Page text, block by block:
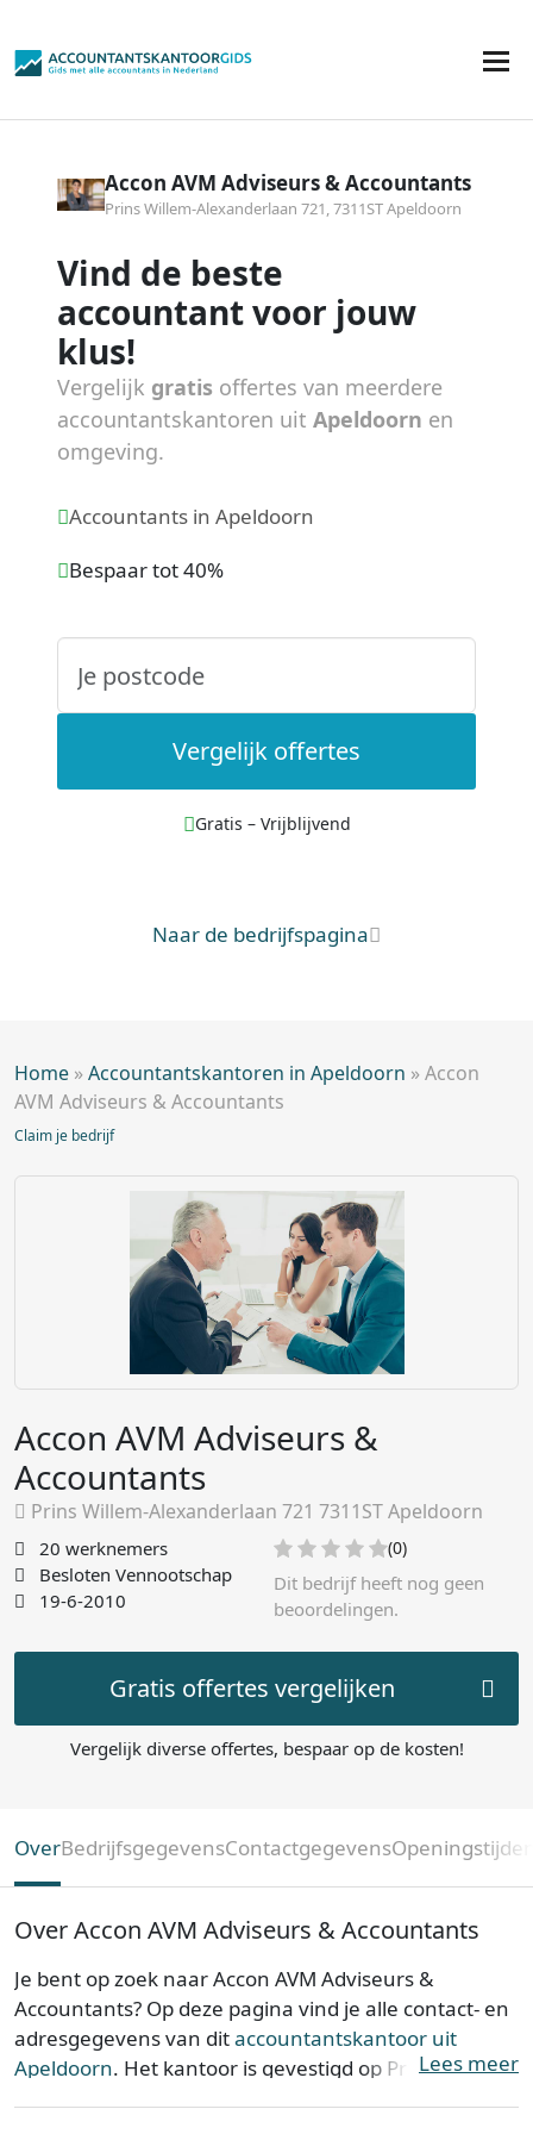
Accon AVM Adviseurs & Accountants
Prins Willem-Alexanderlaan 721, 7311ST Apeldoorn
Vind de beste
accountant voor jouw
klus!
Vergelijk gratis offertes van meerdere
accountantskantoren uit Apeldoorn en
omgeving.
Accountants in Apeldoorn
Bespaar tot 40%
Vergelijk offertes
Gratis – Vrijblijvend
Naar de bedrijfspagina
Home »Accountantskantoren in Apeldoorn »Accon
AVM Adviseurs & Accountants
Claim je bedrijf
Accon AVM Adviseurs &
Accountants
Prins Willem-Alexanderlaan 721 7311ST Apeldoorn
20 werknemers
Besloten Vennootschap
19-6-2010
(0)
Dit bedrijf heeft nog geen
beoordelingen.
Gratis offertes vergelijken
Vergelijk diverse offertes, bespaar op de kosten!
OverBedrijfsgegevensContactgegevens
Over Accon AVM Adviseurs & Accountants
Je bent op zoek naar Accon AVM Adviseurs &
Accountants? Op deze pagina vind je alle contact- en
adresgegevens van ditaccountantskantoor uit
Apeldoorn. Het kantoor is gevestigd op Prins Willem-
Lees meer